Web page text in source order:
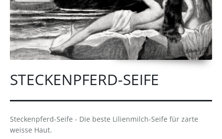
Epoche
STECKENPFERD-SEIFE
Steckenpferd-Seife - Die beste Lilienmilch-Seife für zarte
weisse Haut.